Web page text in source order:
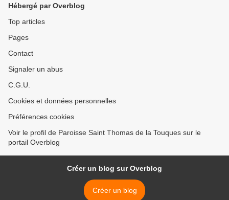
Hébergé par Overblog
Top articles
Pages
Contact
Signaler un abus
C.G.U.
Cookies et données personnelles
Préférences cookies
Voir le profil de Paroisse Saint Thomas de la Touques sur le
portail Overblog
Créer un blog sur Overblog
Créer un blog